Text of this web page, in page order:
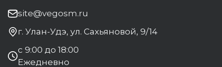
site@vegosm.ru
г. Улан-Удэ, ул. Сахьяновой, 9/14
с 9:00 до 18:00
Ежедневно